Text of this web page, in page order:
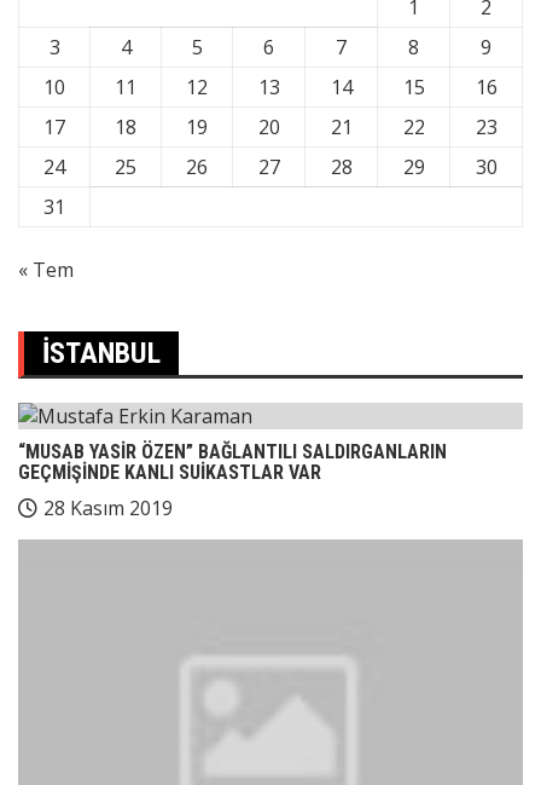
1
2
3
4 5 6 7 8
9
10
11 12 13 14 15
16
17
18 19 20 21 22
23
24
25 26 27 28 29
30
31
« Tem
İSTANBUL
“MUSAB YASİR ÖZEN” BAĞLANTILI SALDIRGANLARIN
GEÇMİŞİNDE KANLI SUİKASTLAR VAR
28 Kasım 2019